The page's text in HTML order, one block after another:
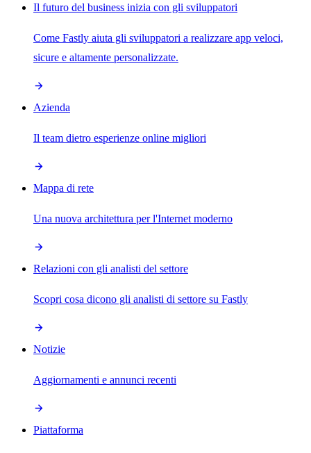
Il futuro del business inizia con gli sviluppatori
Come Fastly aiuta gli sviluppatori a realizzare app veloci,
sicure e altamente personalizzate.
Azienda
Il team dietro esperienze online migliori
Mappa di rete
Una nuova architettura per l'Internet moderno
Relazioni con gli analisti del settore
Scopri cosa dicono gli analisti di settore su Fastly
Notizie
Aggiornamenti e annunci recenti
Piattaforma